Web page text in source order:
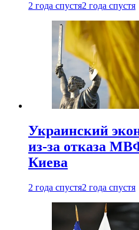
2 года спустя2 года спустя
Украинский
из-за отказа
Киева
2 года спустя2 года спустя